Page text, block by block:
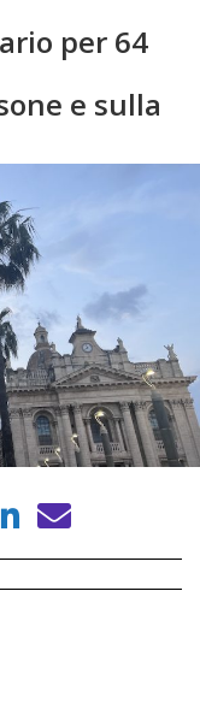
per 64
e sulla